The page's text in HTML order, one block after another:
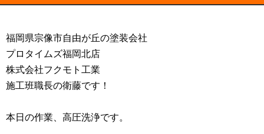
福岡県宗像市自由が丘の塗装会社
プロタイムズ福岡北店
株式会社フクモト工業
施工班職長の衛藤です！
本日の作業、高圧洗浄です。